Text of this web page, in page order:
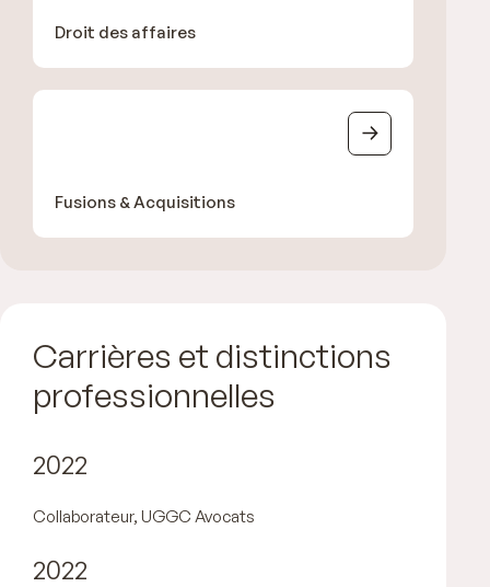
Droit des affaires
Fusions & Acquisitions
Carrières et distinctions
professionnelles
2022
Collaborateur, UGGC Avocats
2022